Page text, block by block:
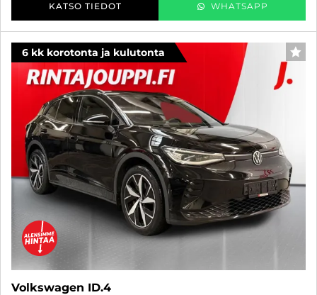
KATSO TIEDOT WHATSAPP
6 kk korotonta ja kulutonta
Volkswagen ID.4